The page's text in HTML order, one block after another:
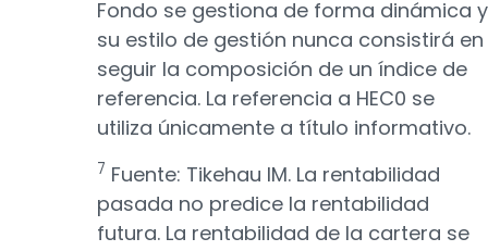
Fondo se gestiona de forma dinámica y
su estilo de gestión nunca consistirá en
seguir la composición de un índice de
referencia. La referencia a HEC0 se
utiliza únicamente a título informativo.
7 Fuente: Tikehau IM. La rentabilidad
pasada no predice la rentabilidad
futura. La rentabilidad de la cartera se